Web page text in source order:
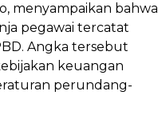
menyampaikan bahwa
pegawai tercatat
Angka tersebut
keuangan
perundang-